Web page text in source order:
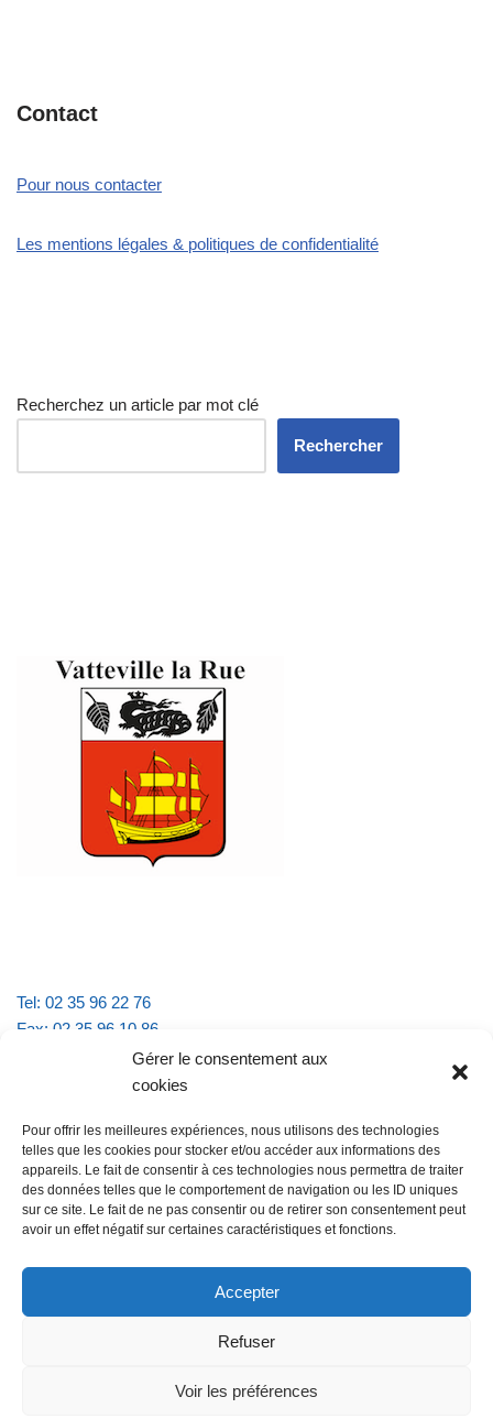
Gérer le consentement aux
cookies
Pour offrir les meilleures expériences, nous utilisons des technologies
telles que les cookies pour stocker et/ou accéder aux informations des
appareils. Le fait de consentir à ces technologies nous permettra de traiter
des données telles que le comportement de navigation ou les ID uniques
sur ce site. Le fait de ne pas consentir ou de retirer son consentement peut
avoir un effet négatif sur certaines caractéristiques et fonctions.
Accepter
Refuser
Voir les préférences
Contact
Pour nous contacter
Les mentions légales & politiques de confidentialité
Recherchez un article par mot clé
Rechercher
Tel: 02 35 96 22 76
Fax: 02 35 96 10 86
Email : mairie.vattevillelarue@wanadoo.fr
lundi et jeudi de 9h à 11h30
mardi et vendredi de 16h à 18h30
@Vatteville-la-rue mentions légales